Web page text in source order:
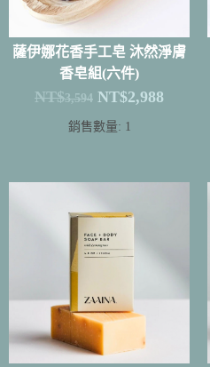
薩伊娜花香手工皂 沐然淨膚
香皂組(六件)
NT$3,594 NT$2,988
銷售數量: 1